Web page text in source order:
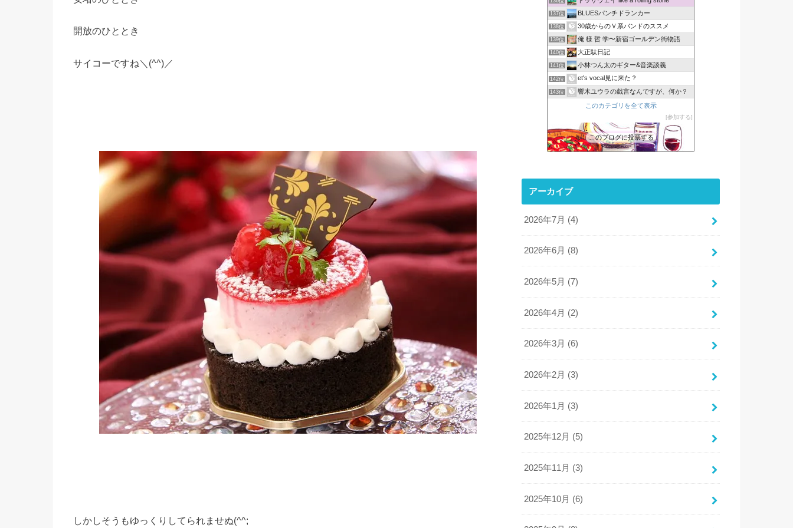
開放のひととき
サイコーですね＼(^^)／
しかしそうもゆっくりしてられませぬ(^^;
137位 BLUESパンチドランカー
138位 30歳からのＶ系バンドのススメ
139位 俺 様 哲 学〜新宿ゴールデン街物語
140位 大正駄日記
141位 小林つん太のギター&音楽談義
142位 et's vocal見に来た？
143位 響木ユウラの戯言なんですが、何か？
このカテゴリを全て表示
参加する
このブログに投票する
アーカイブ
2026年7月 (4)
2026年6月 (8)
2026年5月 (7)
2026年4月 (2)
2026年3月 (6)
2026年2月 (3)
2026年1月 (3)
2025年12月 (5)
2025年11月 (3)
2025年10月 (6)